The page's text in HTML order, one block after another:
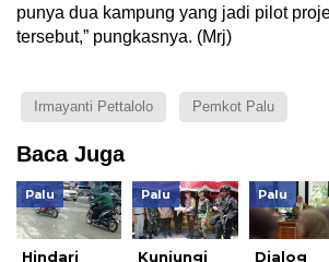
punya dua kampung yang jadi pilot
tersebut,” pungkasnya. (Mrj)
Irmayanti Pettalolo Pemkot Palu
Baca Juga
Palu
Hindari
Palu
Kunjungi
Palu
Dialog